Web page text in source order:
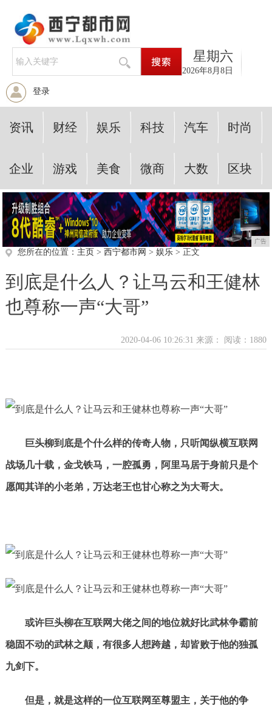
星期六
2026年8月8日
登录
资讯 财经 娱乐 科技 汽车 时尚
企业 游戏 美食 微商 大数 区块
广告
您所在的位置： 主页 > 西宁都市网 > 娱乐> 正文
到底是什么人？让马云和王健林
也尊称一声“大哥”
2020-04-06 10:26:31 来源： 阅读：1880
巨头柳到底是个什么样的传奇人物，只听闻纵横互联网
战场几十载，金戈铁马，一腔孤勇，阿里马居于身前只是个
愿闻其详的小老弟，万达老王也甘心称之为大哥大。
或许巨头柳在互联网大佬之间的地位就好比武林争霸前
稳固不动的武林之颠，有很多人想跨越，却皆败于他的独孤
九剑下。
但是，就是这样的一位互联网至尊盟主，关于他的争